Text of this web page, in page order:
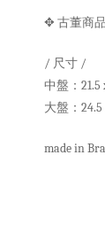
✥ 古董商
/ 尺寸 /
中盤：21.5
大盤：24.5
made in